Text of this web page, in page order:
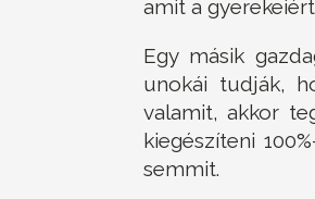
amit a
Egy másik
unokái tudják,
valamit, akkor
kiegészíteni
semmit.